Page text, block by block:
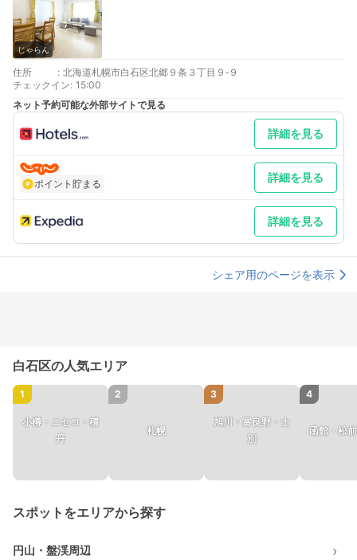
じゃらん
住所 : 北海道札幌市白石区北郷９条３丁目９‐９
チェックイン: 15:00
ネット予約可能な外部サイトで見る
詳細を見る
ポイント貯まる 詳細を見る
詳細を見る
シェア用のページを表示
白石区の人気エリア
1
小樽・ニセコ・積
丹
2
札幌
3
旭川・富良野・士
別
4
函館・松
スポットをエリアから探す
円山・盤渓周辺 ›